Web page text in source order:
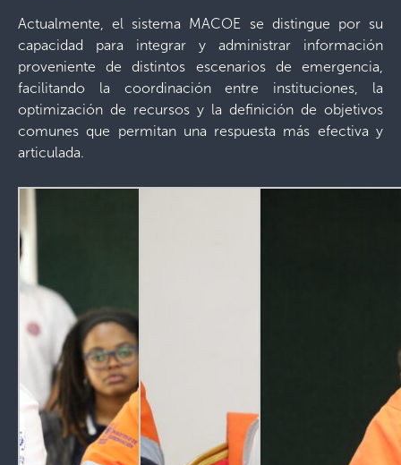
Actualmente, el sistema MACOE se distingue por su
capacidad para integrar y administrar información
proveniente de distintos escenarios de emergencia,
facilitando la coordinación entre instituciones, la
optimización de recursos y la definición de objetivos
comunes que permitan una respuesta más efectiva y
articulada.